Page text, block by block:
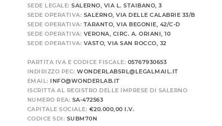
SEDE LEGALE: SALERNO, VIA L. STAIBANO, 3
SEDE OPERATIVA: SALERNO, VIA DELLE CALABRIE 33/B
SEDE OPERATIVA: TARANTO, VIA BEGONIE, 42/C-D
SEDE OPERATIVA: VERONA, CIRC. A. ORIANI, 10
SEDE OPERATIVA: VASTO, VIA SAN ROCCO, 32
PARTITA IVA E CODICE FISCALE: 05767930653
INDIRIZZO PEC: WONDERLABSRL@LEGALMAIL.IT
EMAIL: INFO@WONDERLAB.IT
ISCRITTA AL REGISTRO DELLE IMPRESE DI SALERNO
NUMERO REA: SA-472563
CAPITALE SOCIALE: €20.000,00 I.V.
CODICE SDI: SUBM70N